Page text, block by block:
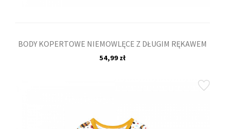
BODY KOPERTOWE NIEMOWLĘCE Z DŁUGIM RĘKAWEM
54,99 zł